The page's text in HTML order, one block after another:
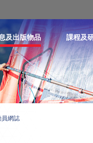
及出版物品 課程及
員網誌